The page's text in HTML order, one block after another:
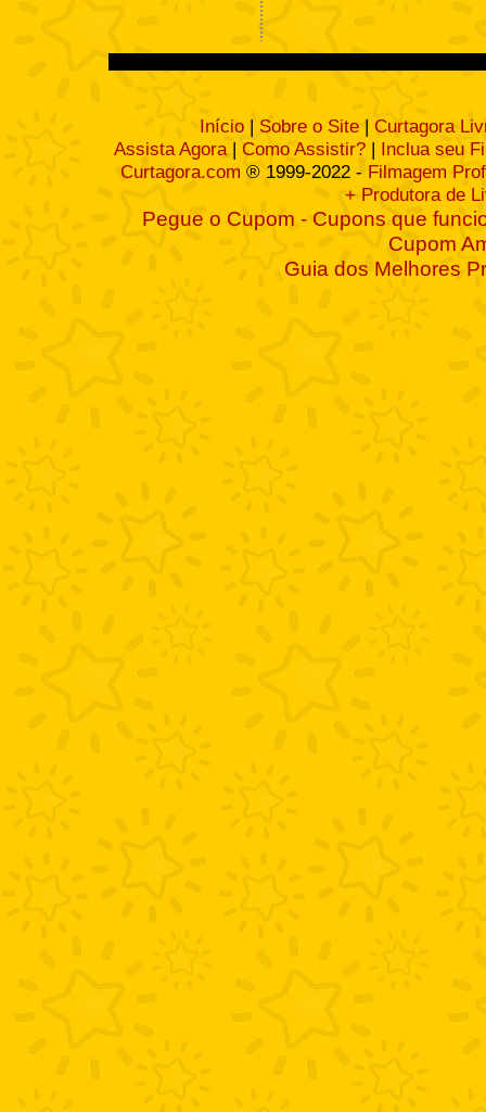
Início | Sobre o Site | Curtagora
Assista Agora| Como Assistir? | Inclua seu
Curtagora.com ® 1999-2022 - Filmagem
+ Produtora de
Pegue o Cupom - Cupons que
Cupom
Guia dos Melhores